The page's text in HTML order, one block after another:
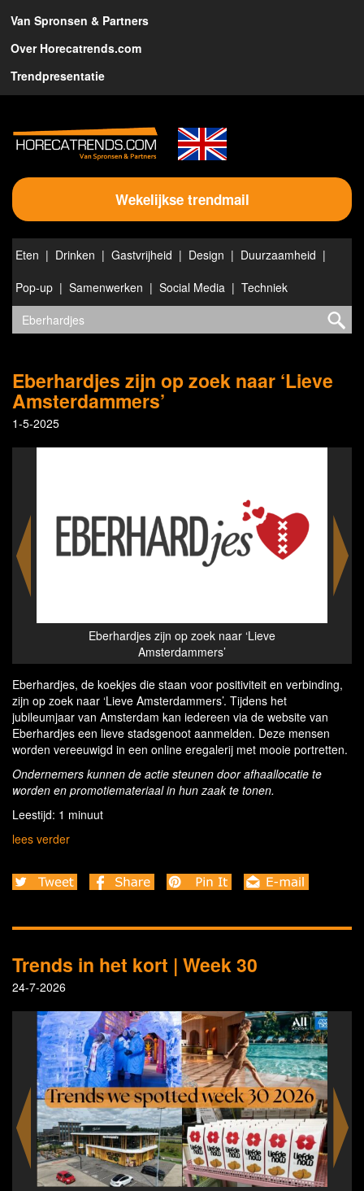
Van Spronsen & Partners
Over Horecatrends.com
Trendpresentatie
Wekelijkse trendmail
Eten Drinken Gastvrijheid Design
Duurzaamheid
Pop-up
Samenwerken Social Media Techniek
Eberhardjes zijn op zoek naar ‘Lieve
Amsterdammers’
1-5-2025
Eberhardjes zijn op zoek naar ‘Lieve
Amsterdammers’
Eberhardjes, de koekjes die staan voor positiviteit en verbinding,
zijn op zoek naar ‘Lieve Amsterdammers’. Tijdens het
jubileumjaar van Amsterdam kan iedereen via de website van
Eberhardjes een lieve stadsgenoot aanmelden. Deze mensen
worden vereeuwigd in een online eregalerij met mooie portretten.
Ondernemers kunnen de actie steunen door afhaallocatie te
worden en promotiemateriaal in hun zaak te tonen.
Leestijd: 1 minuut
lees verder
Trends in het kort | Week 30
24-7-2026